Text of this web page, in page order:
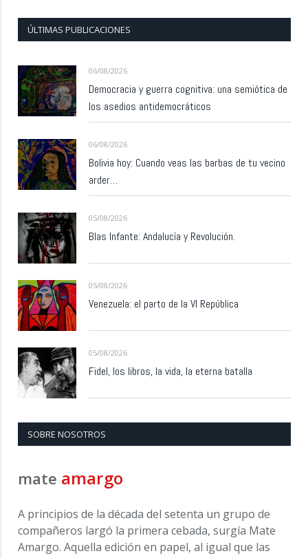
ÚLTIMAS PUBLICACIONES
06/08/2026
Democracia y guerra cognitiva: una semiótica de
los asedios antidemocráticos
06/08/2026
Bolivia hoy: Cuando veas las barbas de tu vecino
arder…
05/08/2026
Blas Infante: Andalucía y Revolución.
05/08/2026
Venezuela: el parto de la VI República
05/08/2026
Fidel, los libros, la vida, la eterna batalla
SOBRE NOSOTROS
mate amargo
A principios de la década del setenta un grupo de
compañeros largó la primera cebada, surgía Mate
Amargo. Aquella edición en papel, al igual que las